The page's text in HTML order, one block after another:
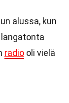
alussa, kun
radio oli vielä